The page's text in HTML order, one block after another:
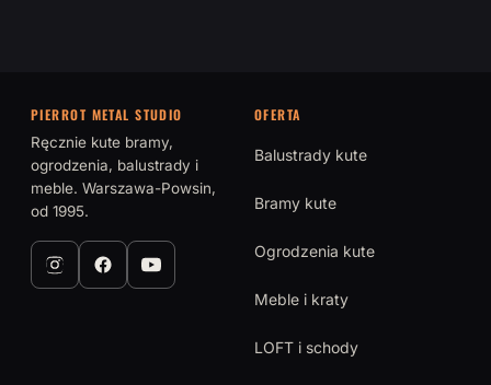
PIERROT METAL STUDIO
Ręcznie kute bramy,
ogrodzenia, balustrady i
meble. Warszawa-Powsin,
od 1995.
OFERTA
Balustrady kute
Bramy kute
Ogrodzenia kute
Meble i kraty
LOFT i schody